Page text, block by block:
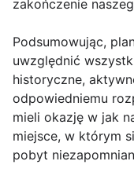
zakończenie
Podsumowując,
uwzględnić
historyczne,
odpowiedniemu
mieli okazję w jak
miejsce, w którym
pobyt